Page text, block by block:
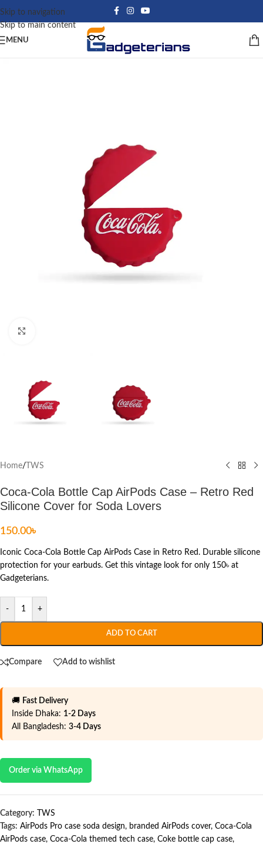
Skip to navigation
Skip to main content
MENU
Home/ TWS
Coca-Cola Bottle Cap AirPods Case – Retro Red
Silicone Cover for Soda Lovers
150.00৳
Iconic Coca-Cola Bottle Cap AirPods Case in Retro Red. Durable silicone
protection for your earbuds. Get this vintage look for only 150৳ at
Gadgeterians.
- +
ADD TO CART
Compare Add to wishlist
🚚 Fast Delivery
Inside Dhaka: 1-2 Days
All Bangladesh: 3-4 Days
Order via WhatsApp
Category:
TWS
Tags: AirPods Pro case soda design, branded AirPods cover, Coca-Cola
AirPods case, Coca-Cola themed tech case, Coke bottle cap case,